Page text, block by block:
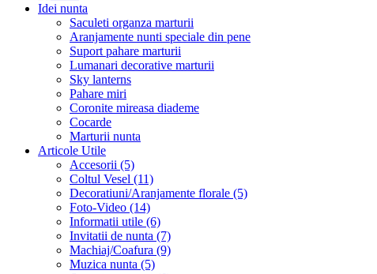
Idei nunta
Saculeti organza marturii
Aranjamente nunti speciale din pene
Suport pahare marturii
Lumanari decorative marturii
Sky lanterns
Pahare miri
Coronite mireasa diademe
Cocarde
Marturii nunta
Articole Utile
Accesorii (5)
Coltul Vesel (11)
Decoratiuni/Aranjamente florale (5)
Foto-Video (14)
Informatii utile (6)
Invitatii de nunta (7)
Machiaj/Coafura (9)
Muzica nunta (5)